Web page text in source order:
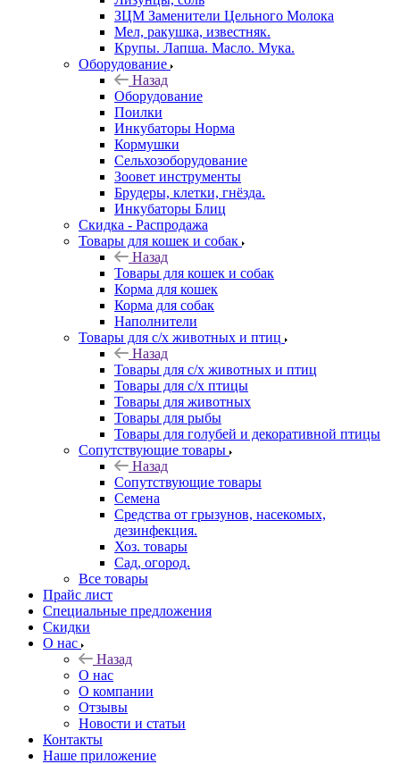
ЗЦМ Заменители Цельного Молока
Мел, ракушка, известняк.
Крупы. Лапша. Масло. Мука.
Оборудование
Назад
Оборудование
Поилки
Инкубаторы Норма
Кормушки
Сельхозоборудование
Зоовет инструменты
Брудеры, клетки, гнёзда.
Инкубаторы Блиц
Скидка - Распродажа
Товары для кошек и собак
Назад
Товары для кошек и собак
Корма для кошек
Корма для собак
Наполнители
Товары для с/х животных и птиц
Назад
Товары для с/х животных и птиц
Товары для с/х птицы
Товары для животных
Товары для рыбы
Товары для голубей и декоративной птицы
Сопутствующие товары
Назад
Сопутствующие товары
Семена
Средства от грызунов, насекомых,
дезинфекция.
Хоз. товары
Сад, огород.
Все товары
Прайс лист
Специальные предложения
Скидки
О нас
Назад
О нас
О компании
Отзывы
Новости и статьи
Контакты
Наше приложение